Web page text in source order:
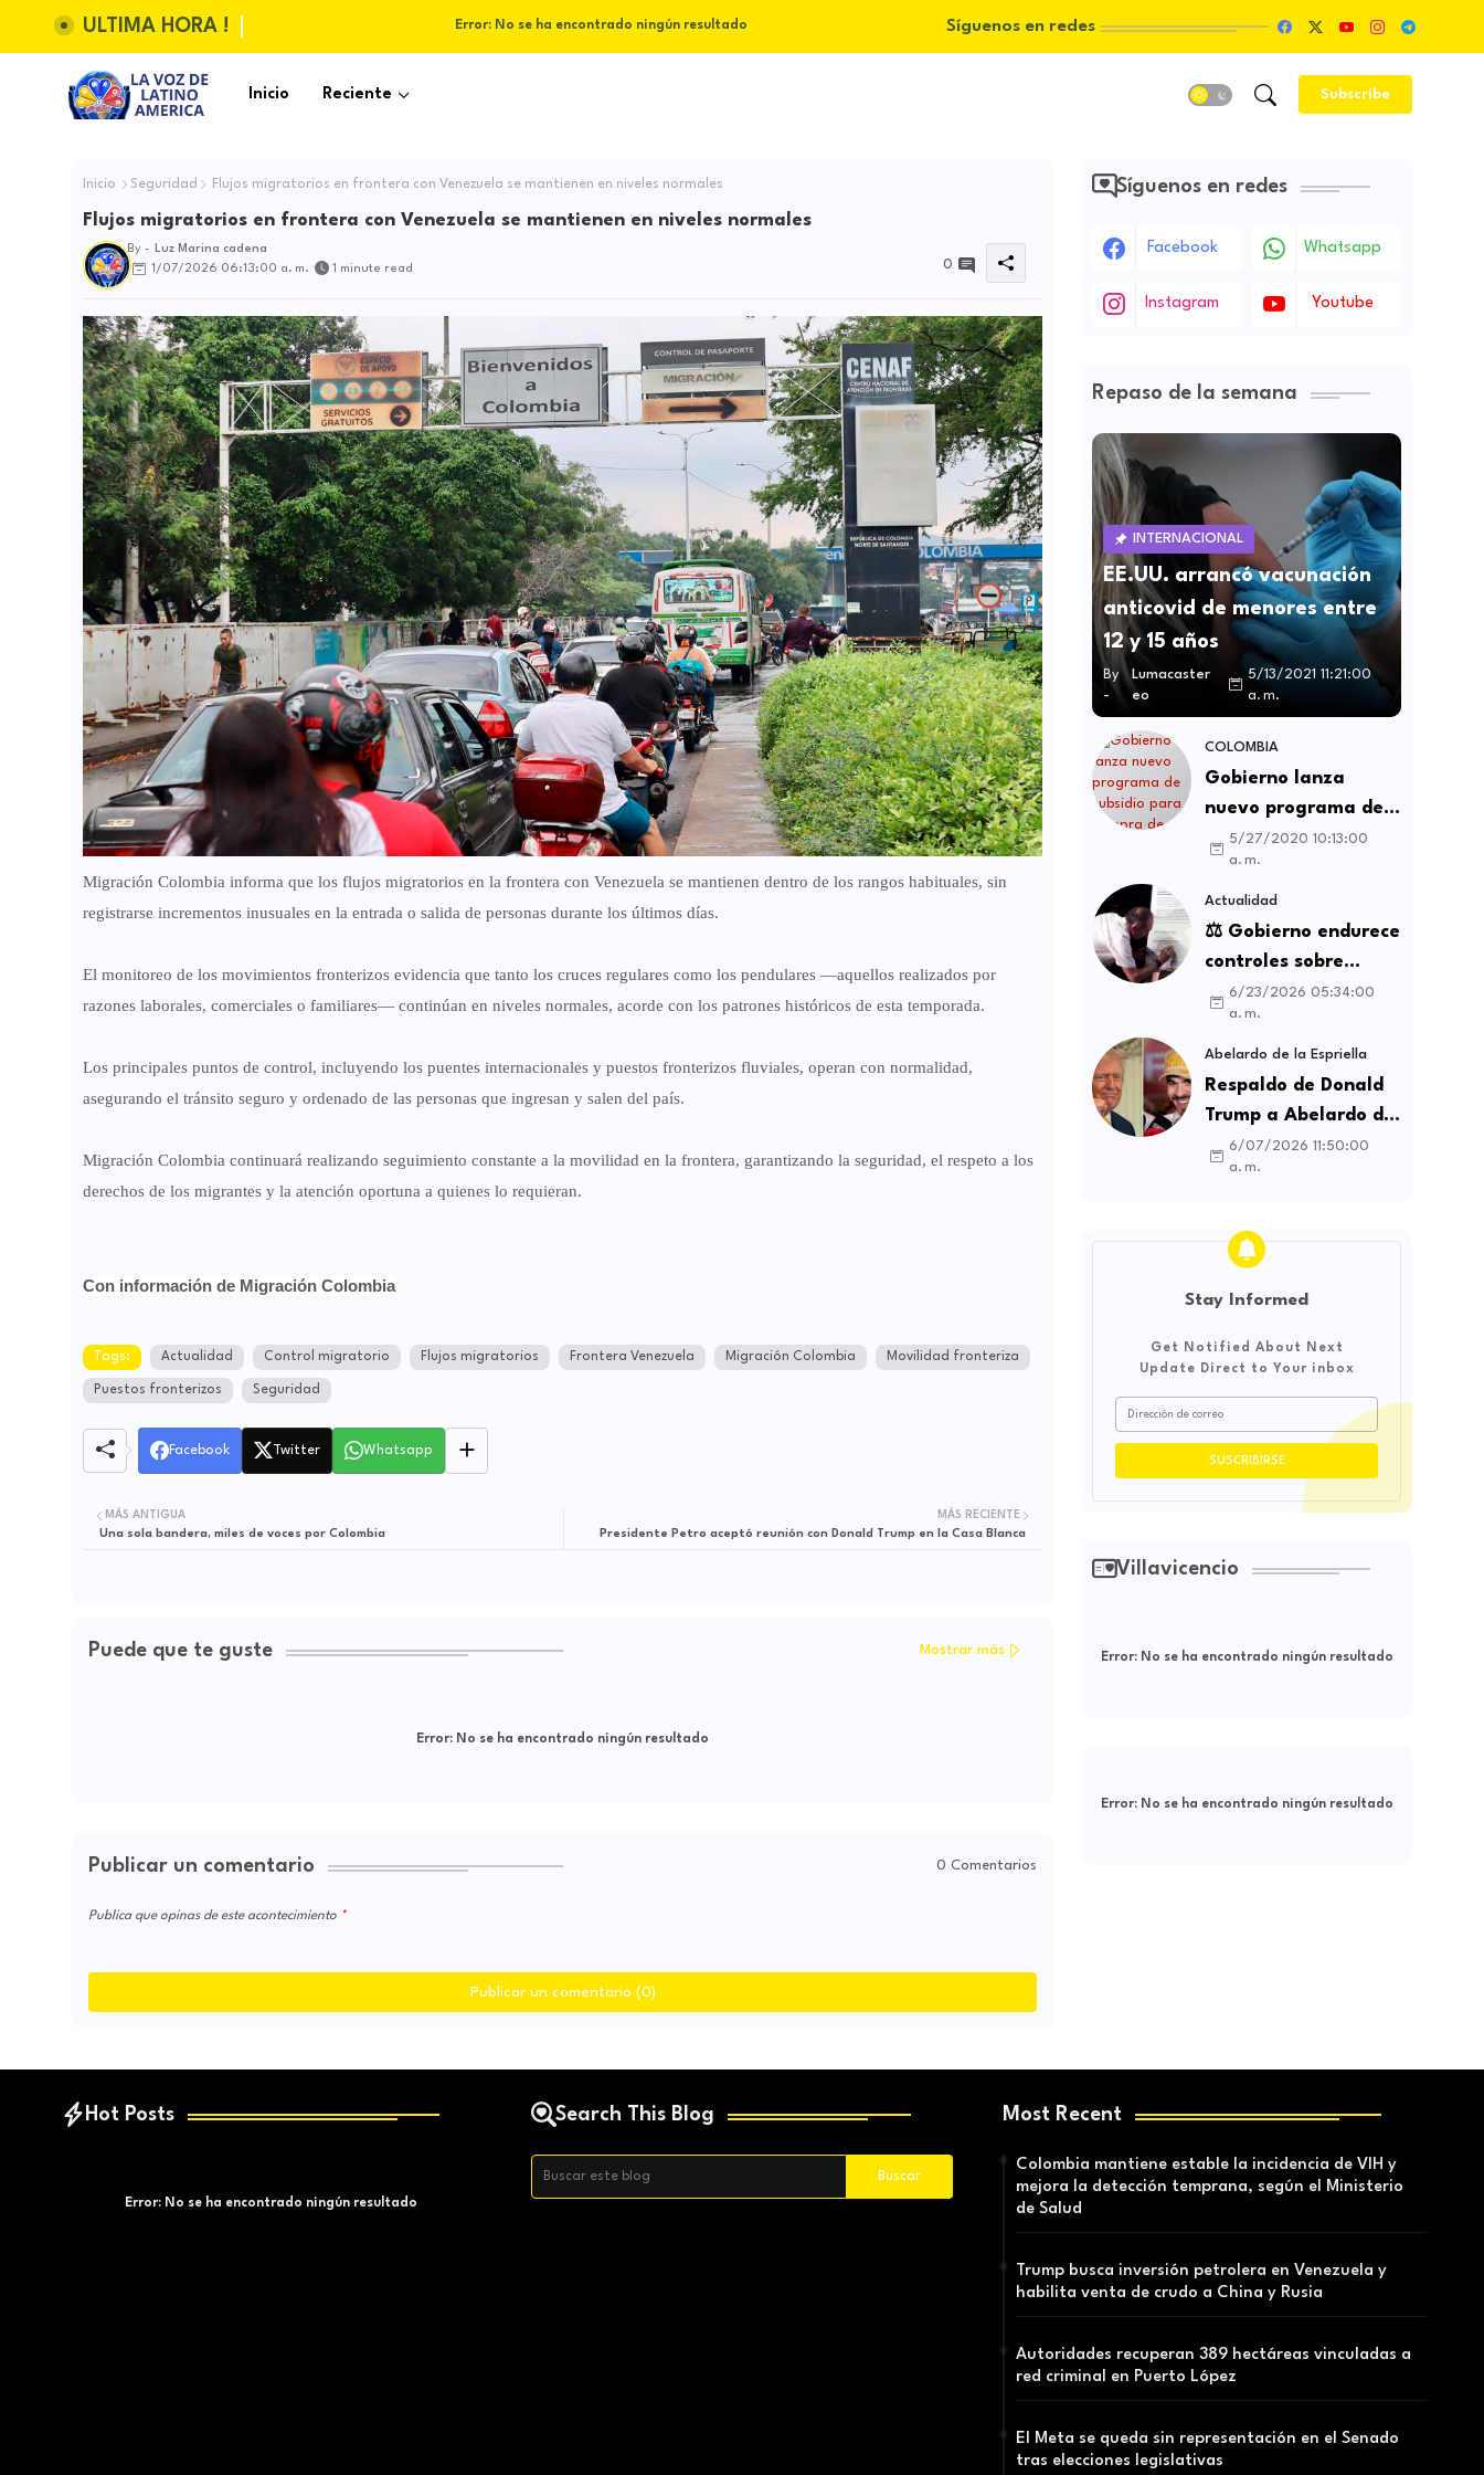
ULTIMA HORA ! Error: No se ha encontrado ningún resultado Síguenos en redes
Inicio Reciente Subscribe
Inicio Seguridad Flujos migratorios en frontera con Venezuela se mantienen en niveles normales
Flujos migratorios en frontera con Venezuela se mantienen en niveles normales
By -
Luz Marina cadena
1/07/2026 06:13:00 a. m.
1 minute read 0
Migración Colombia informa que los flujos migratorios en la frontera con Venezuela se mantienen dentro de los rangos habituales, sin
registrarse incrementos inusuales en la entrada o salida de personas durante los últimos días.
El monitoreo de los movimientos fronterizos evidencia que tanto los cruces regulares como los pendulares —aquellos realizados por
razones laborales, comerciales o familiares— continúan en niveles normales, acorde con los patrones históricos de esta temporada.
Los principales puntos de control, incluyendo los puentes internacionales y puestos fronterizos fluviales, operan con normalidad,
asegurando el tránsito seguro y ordenado de las personas que ingresan y salen del país.
Migración Colombia continuará realizando seguimiento constante a la movilidad en la frontera, garantizando la seguridad, el respeto a los
derechos de los migrantes y la atención oportuna a quienes lo requieran.
Con información de Migración Colombia
Tags: Actualidad Control migratorio Flujos migratorios Frontera Venezuela Migración Colombia Movilidad fronteriza
Puestos fronterizos Seguridad
Facebook Twitter Whatsapp
MÁS RECIENTE
Presidente Petro aceptó reunión con Donald Trump en la Casa Blanca
MÁS ANTIGUA
Una sola bandera, miles de voces por Colombia
Puede que te guste Mostrar más
Error: No se ha encontrado ningún resultado
Publicar un comentario 0 Comentarios
Publica que opinas de este acontecimiento
Publicar un comentario (0)
Síguenos en redes
Facebook Whatsapp
Instagram Youtube
Repaso de la semana
INTERNACIONAL
EE.UU. arrancó vacunación
anticovid de menores entre
12 y 15 años
By
-
Lumacaster
eo
5/13/2021 11:21:00
a. m.
COLOMBIA
Gobierno lanza
nuevo programa de
subsidio para compra
de vivienda VIS y no
VIS
5/27/2020 10:13:00
a. m.
Actualidad
⚖️ Gobierno endurece
controles sobre
contratos sindicales
y busca frenar la
intermediación
laboral ilegal
6/23/2026 05:34:00
a. m.
Abelardo de la Espriella
Respaldo de Donald
Trump a Abelardo de
la Espriella genera
debate sobre
influencia
internacional
6/07/2026 11:50:00
a. m.
Stay Informed
Get Notified About Next
Update Direct to Your inbox
Villavicencio
Error:No se ha encontrado ningún resultado
Error:No se ha encontrado ningún resultado
Hot Posts
Error: No se ha encontrado ningún resultado
Search This Blog Most Recent
Colombia mantiene estable la incidencia de VIH y
mejora la detección temprana, según el Ministerio
de Salud
Trump busca inversión petrolera en Venezuela y
habilita venta de crudo a China y Rusia
Autoridades recuperan 389 hectáreas vinculadas a
red criminal en Puerto López
El Meta se queda sin representación en el Senado
tras elecciones legislativas